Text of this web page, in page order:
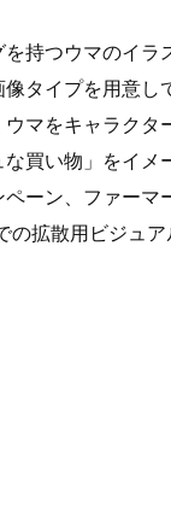
持つウマのイ
タイプを用意し
マをキャラク
買い物」をイ
ーン、ファー
拡散用ビジュア